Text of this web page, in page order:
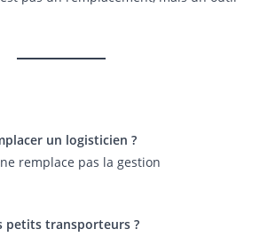
un logisticien ?
remplace pas la gestion
petits transporteurs ?